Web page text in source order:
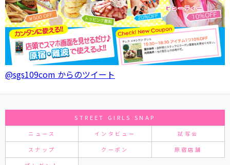
@sgs109com からのツイート
STREET GIRLS SNAP
ニュース インタビュー 試写会
スナップ クーポン 原宿店舗